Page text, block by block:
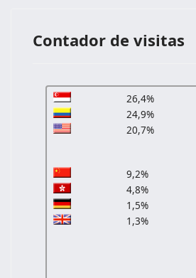
Contador de visitas
26,4%
24,9%
20,7%
9,2%
4,8%
1,5%
1,3%